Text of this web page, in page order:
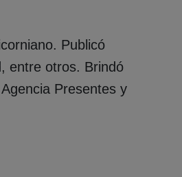
Publicó
entre otros. Brindó
Presentes y